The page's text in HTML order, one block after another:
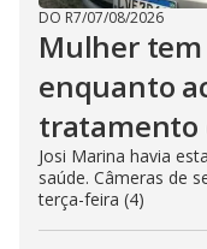
DO R7/07/08/2026
Mulher
enquanto
tratamento
Josi Marina havia
saúde. Câmeras de
terça-feira (4)